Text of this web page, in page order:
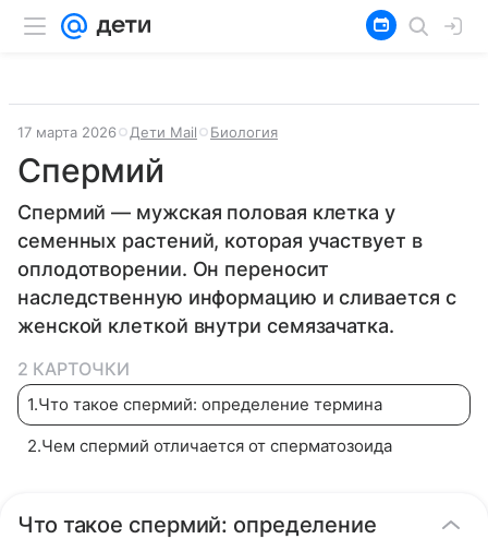
17 марта 2026 Дети Mail Биология
Спермий
Спермий — мужская половая клетка у
семенных растений, которая участвует в
оплодотворении. Он переносит
наследственную информацию и сливается с
женской клеткой внутри семязачатка.
2 КАРТОЧКИ
1.Что такое спермий: определение термина
2.Чем спермий отличается от сперматозоида
Что такое спермий: определение